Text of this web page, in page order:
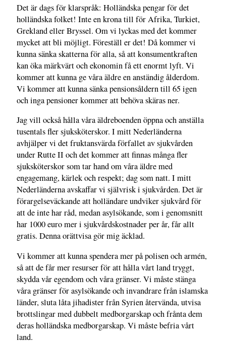
Det är dags för klarspråk: Holländska pengar för det
holländska folket! Inte en krona till för Afrika, Turkiet,
Grekland eller Bryssel. Om vi lyckas med det kommer
mycket att bli möjligt. Föreställ er det! Då kommer vi
kunna sänka skatterna för alla, så att konsumentkraften
kan öka märkvärt och ekonomin få ett enormt lyft. Vi
kommer att kunna ge våra äldre en anständig ålderdom.
Vi kommer att kunna sänka pensionsåldern till 65 igen
och inga pensioner kommer att behöva skäras ner.
Jag vill också hålla våra äldreboenden öppna och anställa
tusentals fler sjuksköterskor. I mitt Nederländerna
avhjälper vi det fruktansvärda förfallet av sjukvården
under Rutte II och det kommer att finnas många fler
sjuksköterskor som tar hand om våra äldre med
engagemang, kärlek och respekt; dag som natt. I mitt
Nederländerna avskaffar vi självrisk i sjukvården. Det är
förargelseväckande att holländare undviker sjukvård för
att de inte har råd, medan asylsökande, som i genomsnitt
har 1000 euro mer i sjukvårdskostnader per år, får allt
gratis. Denna orättvisa gör mig äcklad.
Vi kommer att kunna spendera mer på polisen och armén,
så att de får mer resurser för att hålla vårt land tryggt,
skydda vår egendom och våra gränser. Vi måste stänga
våra gränser för asylsökande och invandrare från islamska
länder, sluta låta jihadister från Syrien återvända, utvisa
brottslingar med dubbelt medborgarskap och frånta dem
deras holländska medborgarskap. Vi måste befria vårt
land.